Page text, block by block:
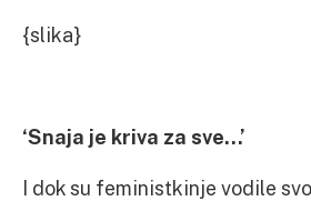
{slika}
‘Snaja je kriva za sve…’
I dok su feministkinje vodile